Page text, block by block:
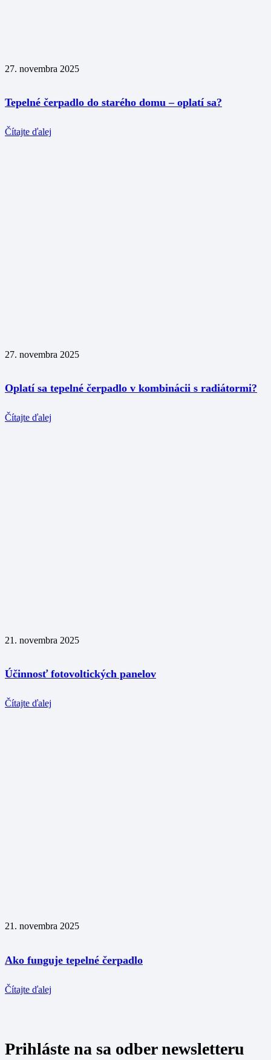
27. novembra 2025
Tepelné čerpadlo do starého domu – oplatí sa?
Čítajte ďalej
27. novembra 2025
Oplatí sa tepelné čerpadlo v kombinácii s radiátormi?
Čítajte ďalej
21. novembra 2025
Účinnosť fotovoltických panelov
Čítajte ďalej
21. novembra 2025
Ako funguje tepelné čerpadlo
Čítajte ďalej
Prihláste na sa odber newsletteru